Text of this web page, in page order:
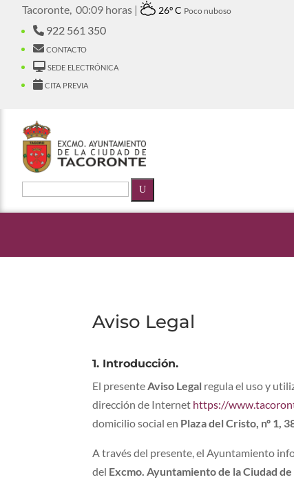
Tacoronte, 00:09 horas | 26º C Poco nuboso
922 561 350
contacto
sede electrónica
cita previa
U
Aviso Legal
1. Introducción.
El presente Aviso Legal regula el uso y
dirección de Internet https://
domicilio social en Plaza del Cristo, nº 1,
A través del presente, el Ayuntamiento
del Excmo. Ayuntamiento de la Ciudad